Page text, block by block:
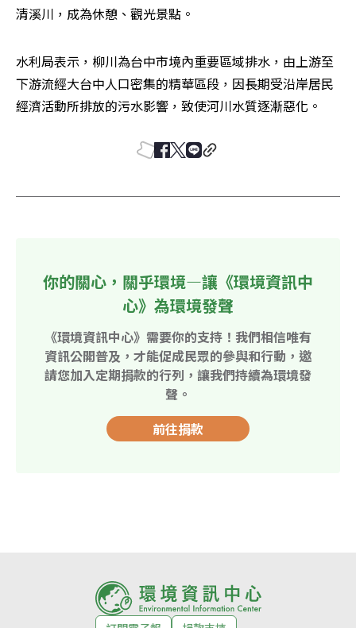
清溪川，成為休憩、觀光景點。
水利局表示，柳川為台中市境內重要區域排水，由上游至
下游流經大台中人口密集的精華區段，因長期受沿岸居民
經濟活動所排放的污水影響，致使河川水質逐漸惡化。
你的關心，關乎環境—讓《環境資訊中
心》為環境發聲
《環境資訊中心》需要你的支持！我們相信唯有
資訊公開普及，才能促成民眾的參與和行動，邀
請您加入定期捐款的行列，讓我們持續為環境發
聲。
前往捐款